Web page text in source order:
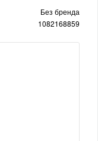
Без бренда
1082168859